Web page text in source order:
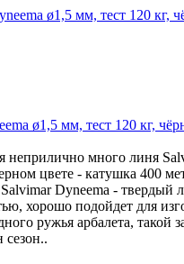
ø1,5 мм, тест 120 кг,
неприлично много линя
цвете - катушка 400
Dyneema - твердый
хорошо подойдет для
ружья арбалета, такой
сезон..